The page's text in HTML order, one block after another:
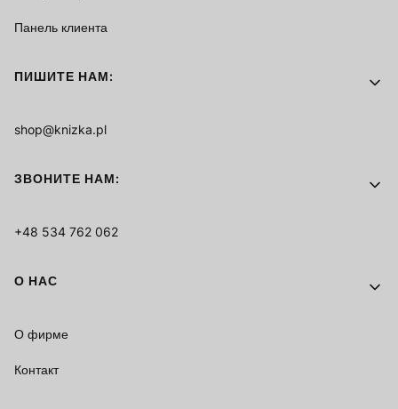
Панель клиента
ПИШИТЕ НАМ:
shop@knizka.pl
ЗВОНИТЕ НАМ:
+48 534 762 062
О НАС
О фирме
Контакт